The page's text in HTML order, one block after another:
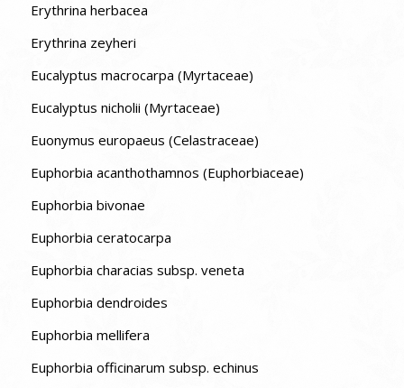
Erythrina herbacea
Erythrina zeyheri
Eucalyptus macrocarpa (Myrtaceae)
Eucalyptus nicholii (Myrtaceae)
Euonymus europaeus (Celastraceae)
Euphorbia acanthothamnos (Euphorbiaceae)
Euphorbia bivonae
Euphorbia ceratocarpa
Euphorbia characias subsp. veneta
Euphorbia dendroides
Euphorbia mellifera
Euphorbia officinarum subsp. echinus